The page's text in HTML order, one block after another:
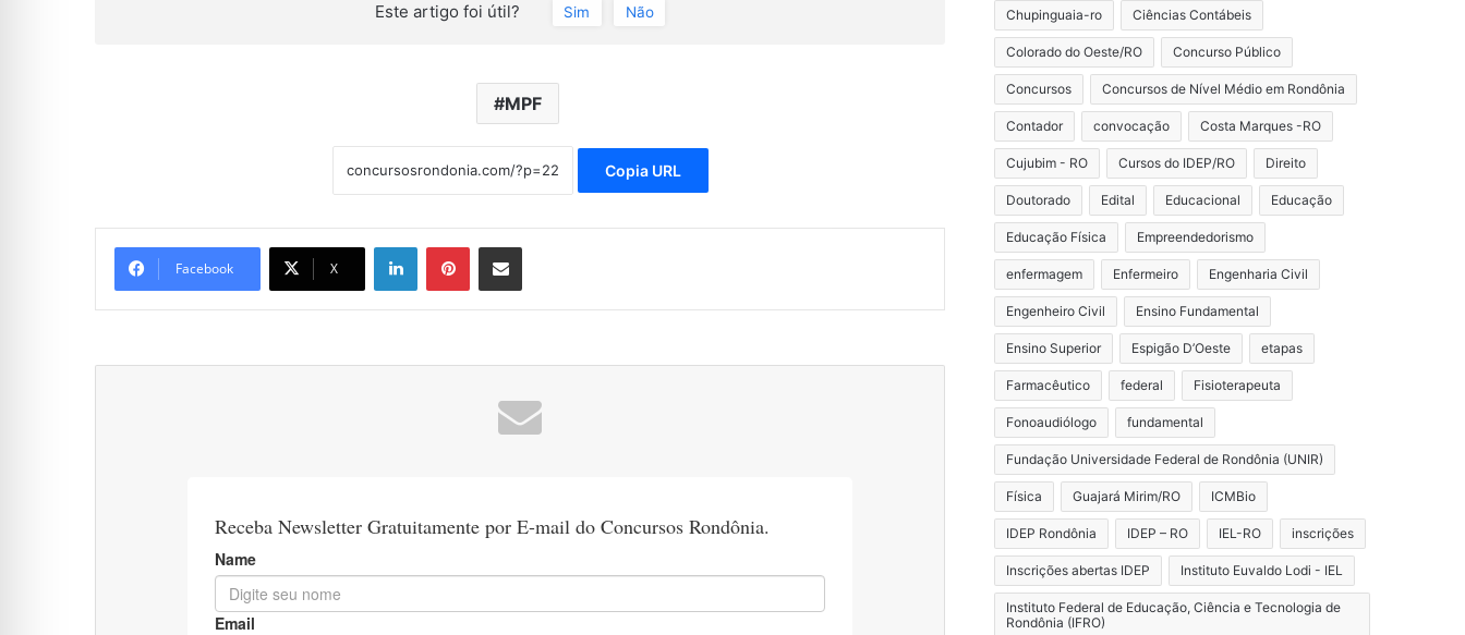
Este artigo foi útil? Sim Não
MPF
Copia URL
Facebook X
LinkedinPinterestCompartilhar via e-mail
Chupinguaia-ro Ciências Contábeis
Colorado do Oeste/RO Concurso Público
Concursos Concursos de Nível Médio em Rondônia
Contador convocação Costa Marques -RO
Cujubim - RO Cursos do IDEP/RO Direito
Doutorado Edital Educacional Educação
Educação Física Empreendedorismo
enfermagem Enfermeiro Engenharia Civil
Engenheiro Civil Ensino Fundamental
Ensino Superior Espigão D’Oeste etapas
Farmacêutico federal Fisioterapeuta
Fonoaudiólogo fundamental
Fundação Universidade Federal de Rondônia (UNIR)
Física Guajará Mirim/RO ICMBio
IDEP Rondônia IDEP – RO IEL-RO inscrições
Inscrições abertas IDEP Instituto Euvaldo Lodi - IEL
Instituto Federal de Educação, Ciência e Tecnologia de
Rondônia (IFRO)